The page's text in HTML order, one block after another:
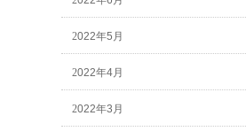
2022年5月
2022年4月
2022年3月